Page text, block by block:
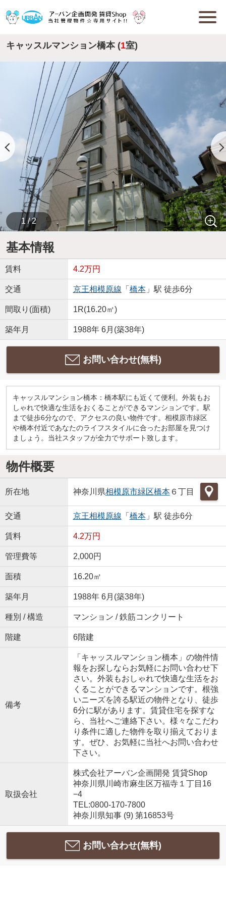
キャッスルマンション橋本 (1室)
1 / 2
基本情報
賃料 4.2万円
交通 京王相模原線 「 橋本」駅 徒歩6分
間取り(面積) 1R(16.20㎡)
築年月 1988年 6月(築38年)
お問い合わせ(無料)
キャッスルマンション橋本：橋本駅にも近くて便利。外装もお
しゃれで快適な生活をおくることができるマンションです。駅
まで徒歩6分なので、アクセスの良い物件です。相模原市緑区
や橋本付近であなたのライフスタイルに合ったお部屋を見つけ
ましょう。当社スタッフが全力でサポート致します。
物件概要
所在地 神奈川県相模原市緑区橋本６丁目
交通 京王相模原線 「 橋本」駅 徒歩6分
賃料 4.2万円
管理費等 2,000円
面積 16.20㎡
築年月 1988年 6月(築38年)
種別 / 構造 マンション / 鉄筋コンクリート
階建 6階建
備考
「キャッスルマンション橋本」の物件情
報をお探しならお気軽にお問い合わせ下
さい。外装もおしゃれで快適な生活をお
くることができるマンションです。根強
いニーズを誇る駅近の物件となり、徒歩
6分に駅があります。賃貸住宅を探すな
ら、当社へご連絡下さい。様々なこだわ
り条件に適した物件を取り揃えておりま
す。ぜひ、お気軽に当社へお問い合わせ
下さい。
取扱会社
株式会社アーバン企画開発 賃貸Shop
神奈川県川崎市麻生区万福寺１丁目16
−4
TEL:0800-170-7800
神奈川県知事 (9) 第16853号
お問い合わせ(無料)